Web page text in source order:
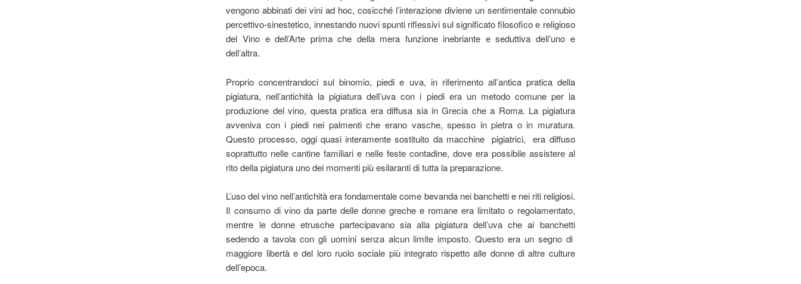
vengono abbinati dei vini ad hoc, cosicché l’interazione diviene un sentimentale connubio
percettivo-sinestetico, innestando nuovi spunti riflessivi sul significato filosofico e religioso
del Vino e dell’Arte prima che della mera funzione inebriante e seduttiva dell’uno e
dell’altra.
Proprio concentrandoci sul binomio, piedi e uva, in riferimento all’antica pratica della
pigiatura, nell’antichità la pigiatura dell’uva con i piedi era un metodo comune per la
produzione del vino, questa pratica era diﬀusa sia in Grecia che a Roma. La pigiatura
avveniva con i piedi nei palmenti che erano vasche, spesso in pietra o in muratura.
Questo processo, oggi quasi interamente sostituito da macchine pigiatrici, era diﬀuso
soprattutto nelle cantine familiari e nelle feste contadine, dove era possibile assistere al
rito della pigiatura uno dei momenti più esilaranti di tutta la preparazione.
L’uso del vino nell’antichità era fondamentale come bevanda nei banchetti e nei riti religiosi.
Il consumo di vino da parte delle donne greche e romane era limitato o regolamentato,
mentre le donne etrusche partecipavano sia alla pigiatura dell’uva che ai banchetti
sedendo a tavola con gli uomini senza alcun limite imposto. Questo era un segno di
maggiore libertà e del loro ruolo sociale più integrato rispetto alle donne di altre culture
dell’epoca.